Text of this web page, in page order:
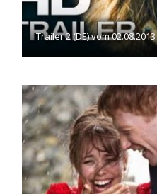
Trailer 2 (DE) vom 02.08.2013